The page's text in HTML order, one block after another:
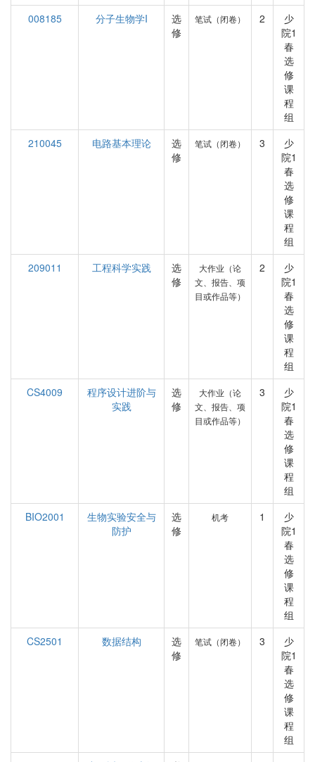
008185
分子生物学I
选
修
笔试（闭卷） 2
少
院1
春
选
修
课
程
组
210045
电路基本理论
选
修
笔试（闭卷） 3
少
院1
春
选
修
课
程
组
209011
工程科学实践
选
修
大作业（论
文、报告、项
目或作品等）
2
少
院1
春
选
修
课
程
组
CS4009
程序设计进阶与
实践
选
修
大作业（论
文、报告、项
目或作品等）
3
少
院1
春
选
修
课
程
组
BIO2001
生物实验安全与
防护
选
修
机考 1
少
院1
春
选
修
课
程
组
CS2501
数据结构
选
修
笔试（闭卷） 3
少
院1
春
选
修
课
程
组